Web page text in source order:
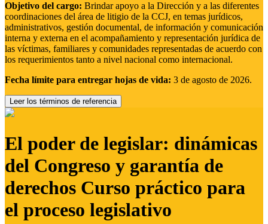
Objetivo del cargo: Brindar apoyo a la Dirección y a las diferentes
coordinaciones del área de litigio de la CCJ, en temas jurídicos,
administrativos, gestión documental, de información y comunicación
interna y externa en el acompañamiento y representación jurídica de
las víctimas, familiares y comunidades representadas de acuerdo con
los requerimientos tanto a nivel nacional como internacional.
Fecha límite para entregar hojas de vida: 3 de agosto de 2026.
Leer los términos de referencia
El poder de legislar: dinámicas
del Congreso y garantía de
derechos Curso práctico para
el proceso legislativo